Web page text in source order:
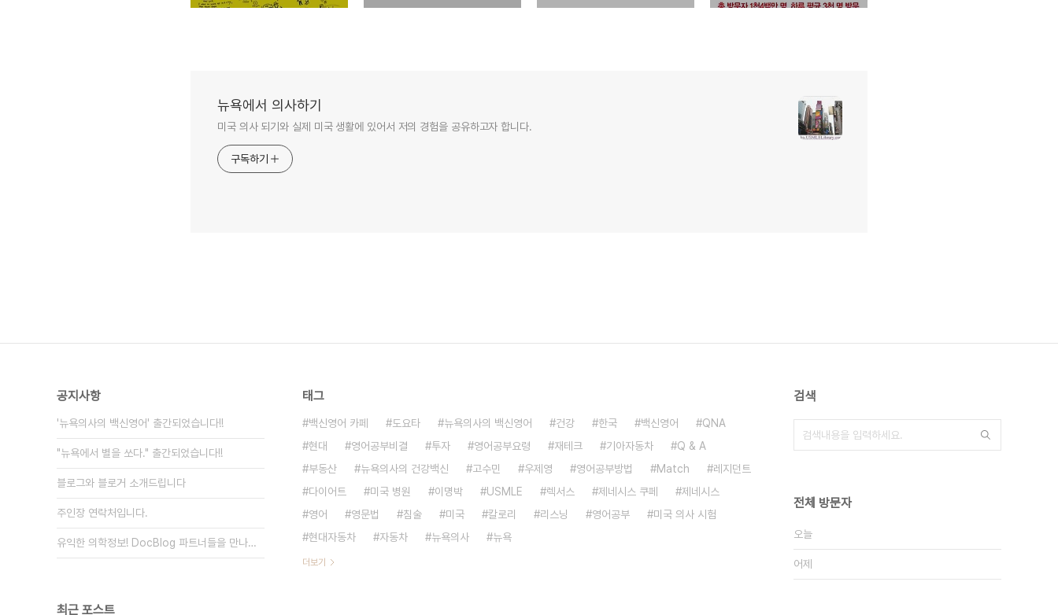
뉴욕에서 의사하기
미국 의사 되기와 실제 미국 생활에 있어서 저의 경험을 공유하고자 합니다.
구독하기
공지사항
'뉴욕의사의 백신영어' 출간되었습니다!!
"뉴욕에서 별을 쏘다." 출간되었습니다!!
블로그와 블로거 소개드립니다
주인장 연락처입니다.
유익한 의학정보! DocBlog 파트너들을 만나보세요.
최근 포스트
태그
백신영어 카페 도요타 뉴욕의사의 백신영어 건강 한국 백신영어
QNA
현대
영어공부비결 투자 영어공부요령 재테크 기아자동차
Q & A
부동산
뉴욕의사의 건강백신 고수민 우제영 영어공부방법 Match
레지던트
다이어트
미국 병원 이명박 USMLE 렉서스 제네시스 쿠페
제네시스
영어
영문법 침술 미국 칼로리 리스닝 영어공부
미국 의사 시험
현대자동차
자동차 뉴욕의사 뉴욕
더보기
검색
전체 방문자
오늘
어제